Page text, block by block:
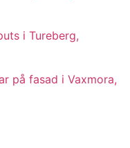
i Tureberg,
på fasad i Vaxmora,